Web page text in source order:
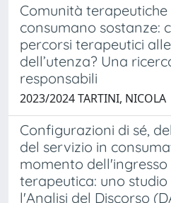
Comunità
consumano sostanze:
percorsi terapeutici
dell’utenza? Una
responsabili
2023/2024 TARTINI, NICOLA
Configurazioni di sé,
del servizio in
momento
terapeutica: uno
l'Analisi del Discorso